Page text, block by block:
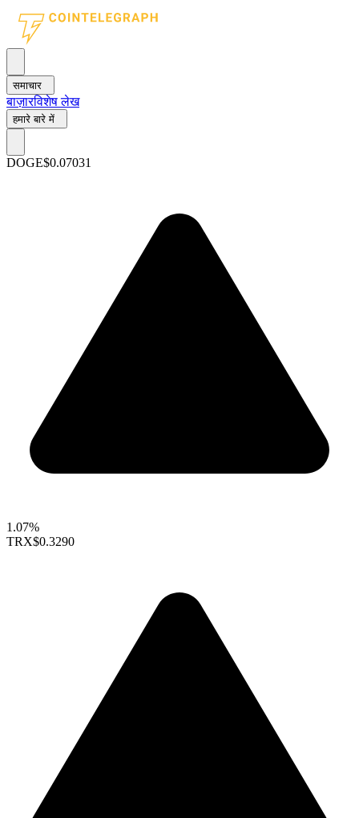
समाचार
बाज़ारविशेष लेख
हमारे बारे में
DOGE$0.07031
1.07%
TRX$0.3290